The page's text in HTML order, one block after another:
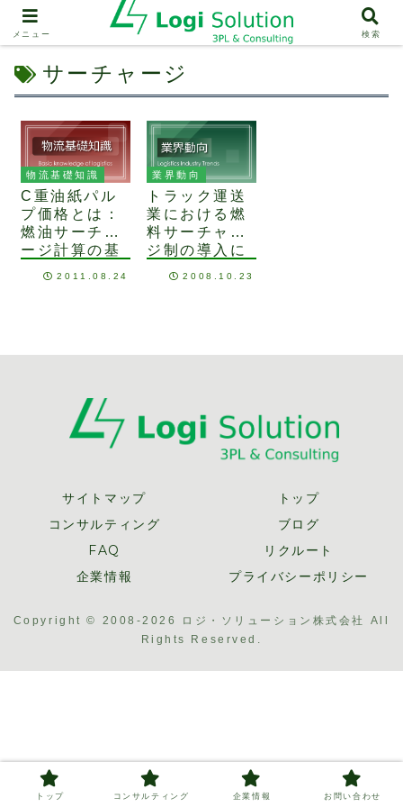
サーチャージ
物流基礎知識
C重油紙パル
プ価格とは：
燃油サーチャ
ージ計算の基
2011.08.24
業界動向
トラック運送
業における燃
料サーチャー
ジ制の導入に
2008.10.23
サイトマップ
トップ
コンサルティング
ブログ
FAQ
リクルート
企業情報
プライバシーポリシー
Copyright © 2008-2026 ロジ・ソリューション株式会社 All
Rights Reserved.
メニュー 検索
トップ コンサルティング 企業情報 お問い合わせ